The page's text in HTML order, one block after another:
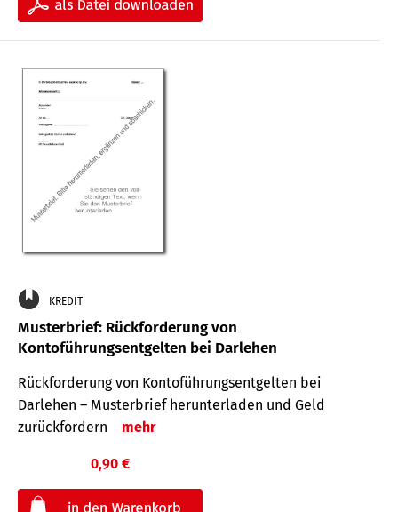
KREDIT
Musterbrief: Rückforderung von
Kontoführungsentgelten bei Darlehen
Rückforderung von Kontoführungsentgelten bei
Darlehen – Musterbrief herunterladen und Geld
zurückfordern
mehr
0,90 €